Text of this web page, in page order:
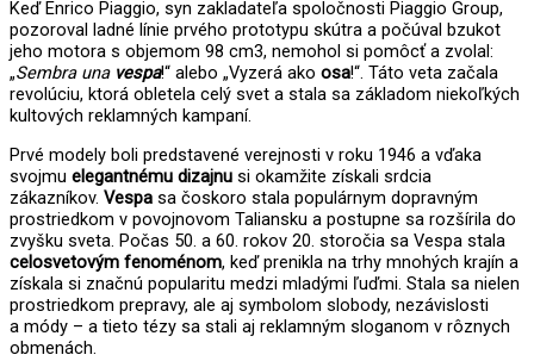
Keď Enrico Piaggio, syn zakladateľa spoločnosti Piaggio Group,
pozoroval ladné línie prvého prototypu skútra a počúval bzukot
jeho motora s objemom 98 cm3, nemohol si pomôcť a zvolal:
„Sembra una vespa!“ alebo „Vyzerá ako osa!“. Táto veta začala
revolúciu, ktorá obletela celý svet a stala sa základom niekoľkých
kultových reklamných kampaní.
Prvé modely boli predstavené verejnosti v roku 1946 a vďaka
svojmu elegantnému dizajnu si okamžite získali srdcia
zákazníkov. Vespa sa čoskoro stala populárnym dopravným
prostriedkom v povojnovom Taliansku a postupne sa rozšírila do
zvyšku sveta. Počas 50. a 60. rokov 20. storočia sa Vespa stala
celosvetovým fenoménom, keď prenikla na trhy mnohých krajín a
získala si značnú popularitu medzi mladými ľuďmi. Stala sa nielen
prostriedkom prepravy, ale aj symbolom slobody, nezávislosti
a módy – a tieto tézy sa stali aj reklamným sloganom v rôznych
obmenách.